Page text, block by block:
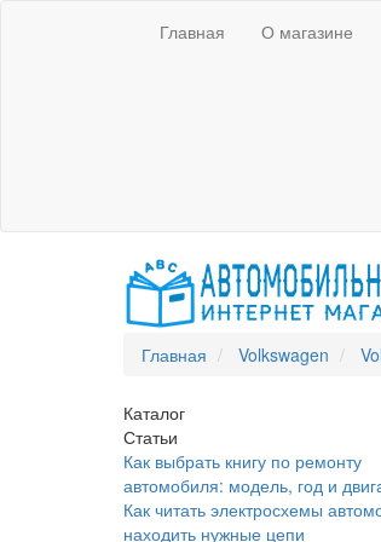
Главная О магазине
Главная Volkswagen
Каталог
Статьи
Как выбрать книгу по ремонту
автомобиля: модель, год и
Как читать электросхемы
находить нужные цепи